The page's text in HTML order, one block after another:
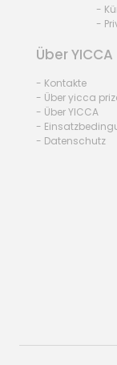
-
-
Über YICCA
- Kontakte
- Über yicca
- Über YICCA
-
- Datenschutz